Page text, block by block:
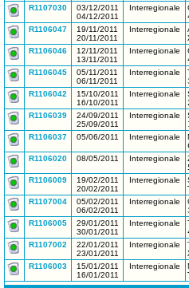
R1107030
03/12/2011
04/12/2011
Interregionale
R1106047
19/11/2011
20/11/2011
Interregionale
R1106046
12/11/2011
13/11/2011
Interregionale
R1106045
05/11/2011
06/11/2011
Interregionale
R1106042
15/10/2011
16/10/2011
Interregionale
R1106039
24/09/2011
25/09/2011
Interregionale
R1106037
05/06/2011 Interregionale
R1106020
08/05/2011 Interregionale
R1106009
19/02/2011
20/02/2011
Interregionale
R1107004
05/02/2011
06/02/2011
Interregionale
R1106005
29/01/2011
30/01/2011
Interregionale
R1107002
22/01/2011
23/01/2011
Interregionale
R1106003
15/01/2011
16/01/2011
Interregionale